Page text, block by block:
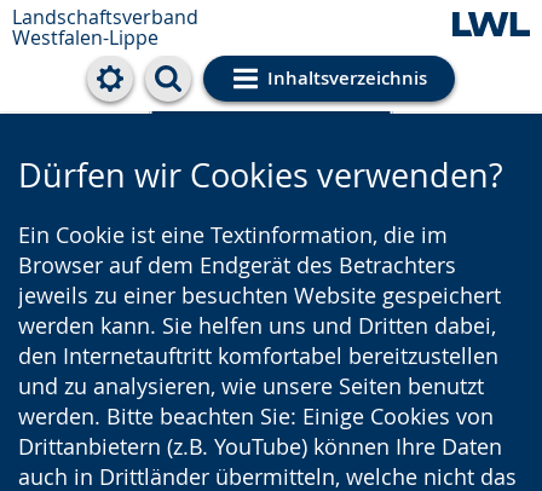
Landschaftsverband
Westfalen-Lippe
Inhaltsverzeichnis
Cookie-Einstellungen
Dürfen wir Cookies verwenden?
Ein Cookie ist eine Textinformation, die im
Browser auf dem Endgerät des Betrachters
jeweils zu einer besuchten Website gespeichert
werden kann. Sie helfen uns und Dritten dabei,
den Internetauftritt komfortabel bereitzustellen
und zu analysieren, wie unsere Seiten benutzt
werden. Bitte beachten Sie: Einige Cookies von
Drittanbietern (z.B. YouTube) können Ihre Daten
auch in Drittländer übermitteln, welche nicht das